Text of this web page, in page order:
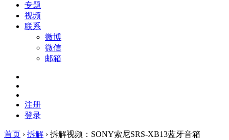
专题
视频
联系
微博
微信
邮箱
注册
登录
首页 › 拆解 › 拆解视频：SONY索尼SRS-XB13蓝牙音箱